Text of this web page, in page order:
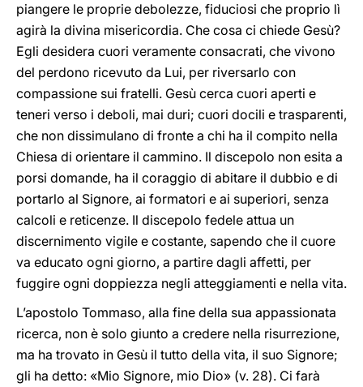
piangere le proprie debolezze, fiduciosi che proprio lì
agirà la divina misericordia. Che cosa ci chiede Gesù?
Egli desidera cuori veramente consacrati, che vivono
del perdono ricevuto da Lui, per riversarlo con
compassione sui fratelli. Gesù cerca cuori aperti e
teneri verso i deboli, mai duri; cuori docili e trasparenti,
che non dissimulano di fronte a chi ha il compito nella
Chiesa di orientare il cammino. Il discepolo non esita a
porsi domande, ha il coraggio di abitare il dubbio e di
portarlo al Signore, ai formatori e ai superiori, senza
calcoli e reticenze. Il discepolo fedele attua un
discernimento vigile e costante, sapendo che il cuore
va educato ogni giorno, a partire dagli affetti, per
fuggire ogni doppiezza negli atteggiamenti e nella vita.
L’apostolo Tommaso, alla fine della sua appassionata
ricerca, non è solo giunto a credere nella risurrezione,
ma ha trovato in Gesù il tutto della vita, il suo Signore;
gli ha detto: «Mio Signore, mio Dio» (v. 28). Ci farà